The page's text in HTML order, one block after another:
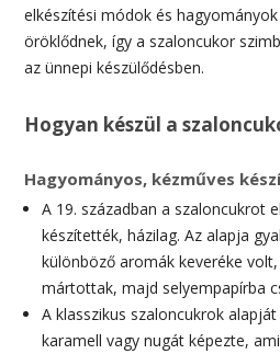
elkészítési módok és
öröklődnek, így a szaloncukor
az ünnepi készülődésben.
Hogyan készül a
Hagyományos, kézműves
A 19. században a szaloncukrot
készítették, házilag. Az alapja
különböző aromák keveréke
mártottak, majd selyempapírba
A klasszikus szaloncukrok
karamell vagy nugát képezte,